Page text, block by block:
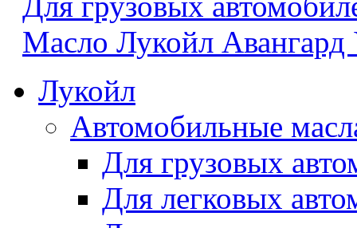
Масло Лукойл Авангард
Лукойл
Автомобильные
Для грузовых
Для легковых